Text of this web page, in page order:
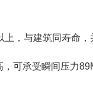
，与建筑同寿命，
承受瞬间压力